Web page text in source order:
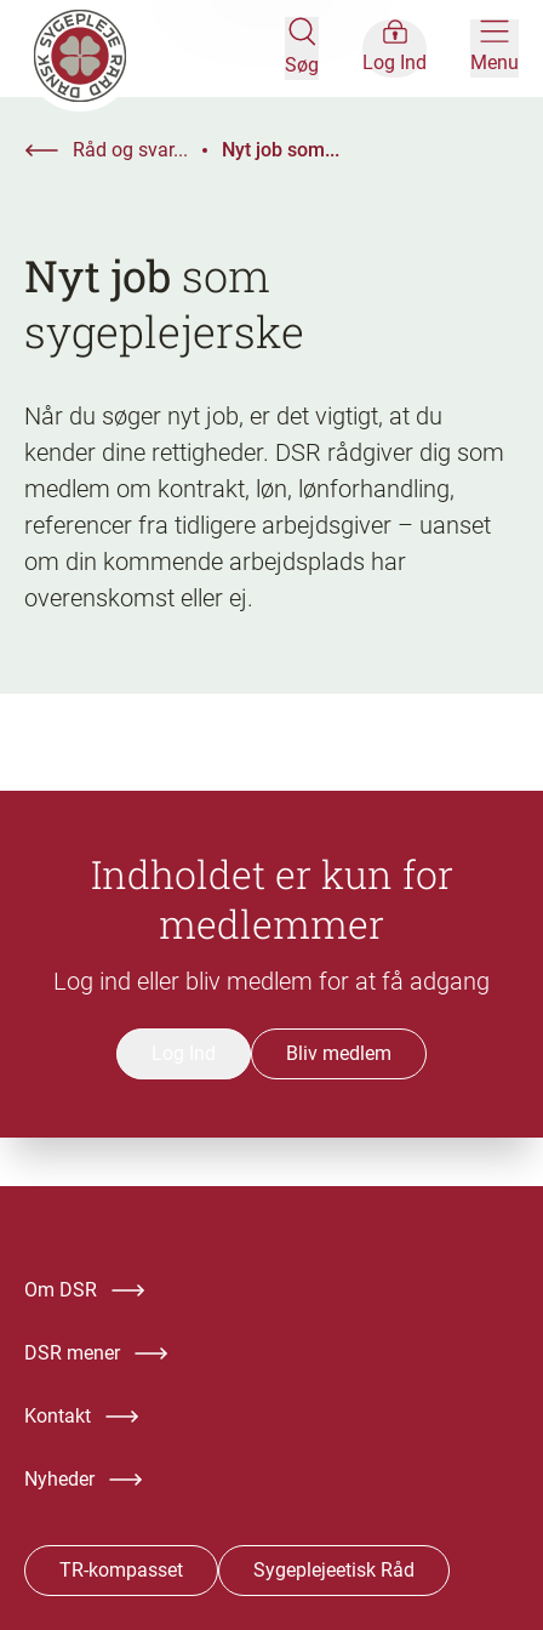
Søg Log Ind Menu
Råd og svar... Nyt job som...
Nyt job som
sygeplejerske
Når du søger nyt job, er det vigtigt, at du
kender dine rettigheder. DSR rådgiver dig som
medlem om kontrakt, løn, lønforhandling,
referencer fra tidligere arbejdsgiver – uanset
om din kommende arbejdsplads har
overenskomst eller ej.
Indholdet er kun for
medlemmer
Log ind eller bliv medlem for at få adgang
Bliv medlem
Om DSR
DSR mener
Kontakt
Nyheder
TR-kompasset Sygeplejeetisk Råd